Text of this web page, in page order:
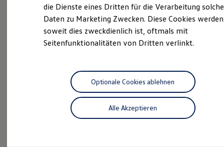
myVolkswagen Business
Elektrisch & Autonom
Elektro - & Hybridfahrzeuge
Klimafreundlicher Strom
Ladezeitensimulator
Ladelösungen für Privatkunden
Ladelösungen für Gewerbekunden
Wallbox und Ladekabel
Bidirektionales Laden
Förderung & Kosten der Elektrofahrzeuge
ID.Buzz
Service
ServicePlus
ProfiPartner für
Gebrauchtwagen
die Dienste eines Dritten für die Verarbeitung
Daten zu Marketing Zwecken. Diese Cookies
soweit dies zweckdienlich ist, oftmals mit
Seitenfunktionalitäten von Dritten verlinkt.
Alle Akzeptieren
Optionale Cookies ablehnen